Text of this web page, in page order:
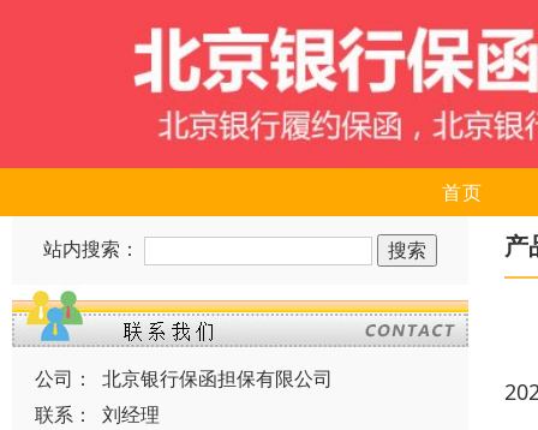
首页
站内搜索：
公司：
北京银行保函担保有限公司
联系：
刘经理
产